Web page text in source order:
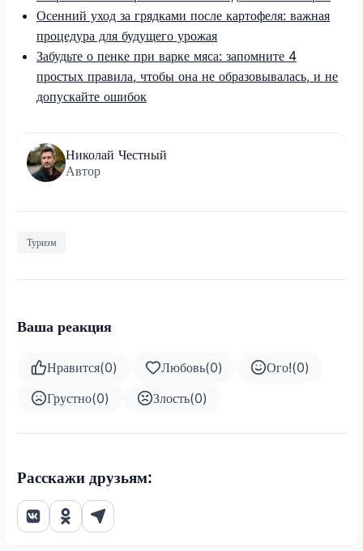
Осенний уход за грядками после картофеля: важная
процедура для будущего урожая
Забудьте о пенке при варке мяса: запомните 4
простых правила, чтобы она не образовывалась, и не
допускайте ошибок
Николай Честный
Автор
Туризм
Ваша реакция
Нравится(0) Любовь(0) Ого!(0)
Грустно(0) Злость(0)
Расскажи друзьям: